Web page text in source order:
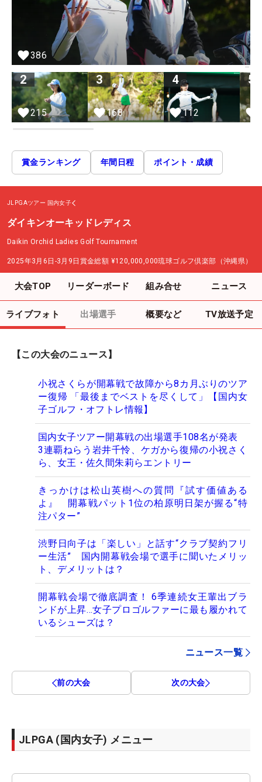
386
2
215
3
168
4
112
5
賞金ランキング 年間日程 ポイント・成績
JLPGAツアー 国内女子
ダイキンオーキッドレディス
Daikin Orchid Ladies Golf Tournament
2025年3月6日-3月9日 賞金総額 ¥120,000,000琉球ゴルフ倶楽部（沖縄県）
大会TOP リーダーボード 組み合せ ニュース
ライブフォト 出場選手 概要など TV放送予定
【この大会のニュース】
小祝さくらが開幕戦で故障から8カ月ぶりのツア
ー復帰 「最後までベストを尽くして」【国内女
子ゴルフ・オフトレ情報】
国内女子ツアー開幕戦の出場選手108名が発表
3連覇ねらう岩井千怜、ケガから復帰の小祝さく
ら、女王・佐久間朱莉らエントリー
きっかけは松山英樹への質問『試す価値ある
よ』 開幕戦パット1位の柏原明日架が握る“特
注パター”
渋野日向子は「楽しい」と話す“クラブ契約フリ
ー生活” 国内開幕戦会場で選手に聞いたメリッ
ト、デメリットは？
開幕戦会場で徹底調査！ 6季連続女王輩出ブラ
ンドが上昇…女子プロゴルファーに最も履かれて
いるシューズは？
ニュース一覧
前の大会 次の大会
JLPGA (国内女子) メニュー